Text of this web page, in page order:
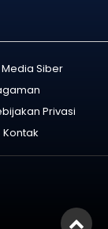
Siber
Privasi
Kontak